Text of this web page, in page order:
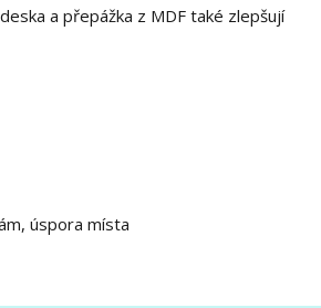
a přepážka z MDF také zlepšují
úspora místa